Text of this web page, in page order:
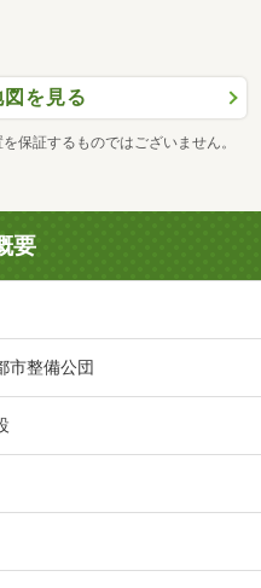
を見る
保証するものではございません。
要
市整備公団